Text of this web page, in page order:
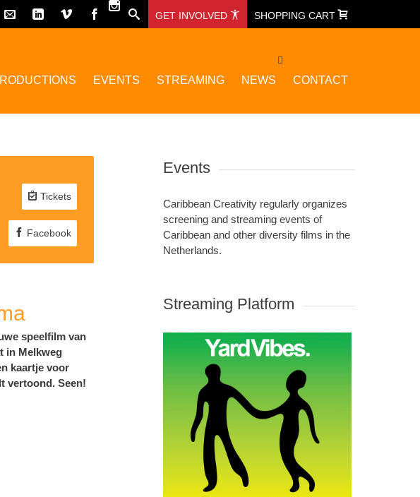
GET INVOLVED SHOPPING CART
EVENTS STREAMING NEWS CONTACT
Tickets
Facebook
speelfilm van
in Melkweg
kaartje voor
vertoond. Seen!
Events
Caribbean Creativity regularly organizes
screening and streaming events of
Caribbean and other diversity films in the
Netherlands.
Streaming Platform